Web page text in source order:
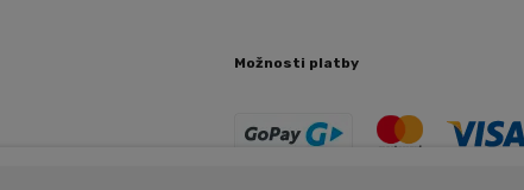
Možnosti platby